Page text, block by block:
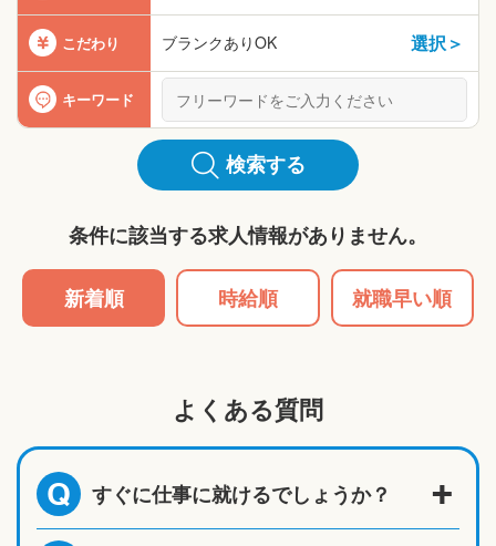
こだわり ブランクありOK 選択＞
キーワード
検索する
条件に該当する求人情報がありません。
新着順 時給順 就職早い順
よくある質問
Q すぐに仕事に就けるでしょうか？